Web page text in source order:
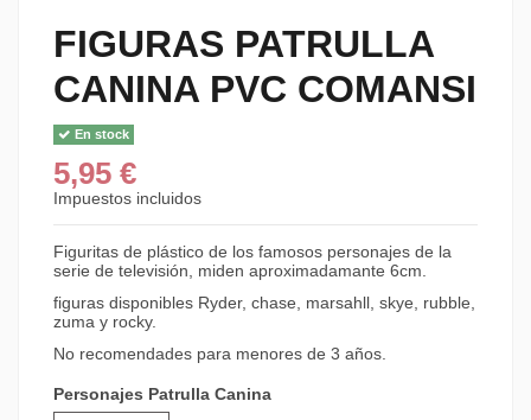
FIGURAS PATRULLA
CANINA PVC COMANSI
En stock
5,95 €
Impuestos incluidos
Figuritas de plástico de los famosos personajes de la
serie de televisión, miden aproximadamante 6cm.
figuras disponibles Ryder, chase, marsahll, skye, rubble,
zuma y rocky.
No recomendades para menores de 3 años.
Personajes Patrulla Canina